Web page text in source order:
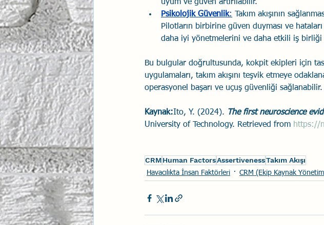
uyum ve güven artırılabilir.
Psikolojik Güvenlik:
Takım akışının
Pilotların birbirine güven duyması ve
daha iyi yönetmelerini ve daha etkili iş birliği
Bu bulgular doğrultusunda, kokpit ekipleri için
uygulamaları, takım akışını teşvik etmeye
operasyonel başarı ve uçuş güvenliği sağlanabilir.
Kaynak:Ito, Y. (2024). The first neuroscience
University of Technology. Retrieved from https://
CRMHuman FactorsAssertivenessTakım Akışı
Havacılıkta İnsan Faktörleri CRM (Ekip Kaynak